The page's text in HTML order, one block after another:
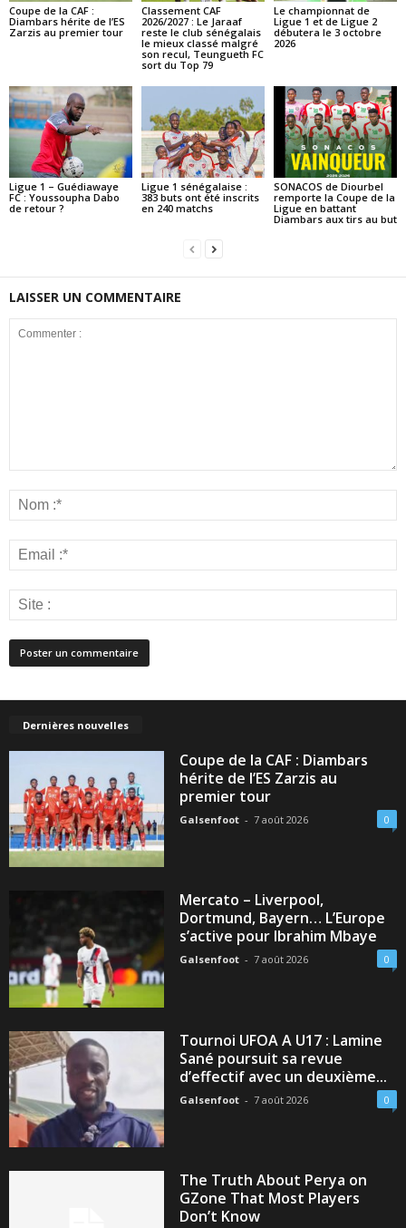
Coupe de la CAF :
Diambars hérite de l’ES
Zarzis au premier tour
Classement CAF
2026/2027 : Le Jaraaf
reste le club sénégalais
le mieux classé malgré
son recul, Teungueth FC
sort du Top 79
Le championnat de
Ligue 1 et de Ligue 2
débutera le 3 octobre
2026
Ligue 1 – Guédiawaye
FC : Youssoupha Dabo
de retour ?
Ligue 1 sénégalaise :
383 buts ont été inscrits
en 240 matchs
SONACOS de Diourbel
remporte la Coupe de la
Ligue en battant
Diambars aux tirs au but
LAISSER UN COMMENTAIRE
Dernières nouvelles
Coupe de la CAF : Diambars
hérite de l’ES Zarzis au
premier tour
Galsenfoot - 7 août 2026 0
Mercato – Liverpool,
Dortmund, Bayern… L’Europe
s’active pour Ibrahim Mbaye
Galsenfoot - 7 août 2026 0
Tournoi UFOA A U17 : Lamine
Sané poursuit sa revue
d’effectif avec un deuxième...
Galsenfoot - 7 août 2026 0
The Truth About Perya on
GZone That Most Players
Don’t Know